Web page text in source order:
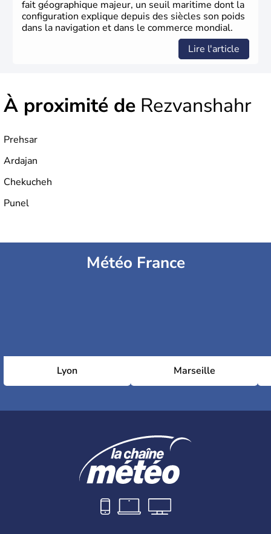
fait géographique majeur, un seuil maritime dont la
configuration explique depuis des siècles son poids
dans la navigation et dans le commerce mondial.
Lire l'article
À proximité de Rezvanshahr
Prehsar
Ardajan
Chekucheh
Punel
Météo France
Lyon Marseille